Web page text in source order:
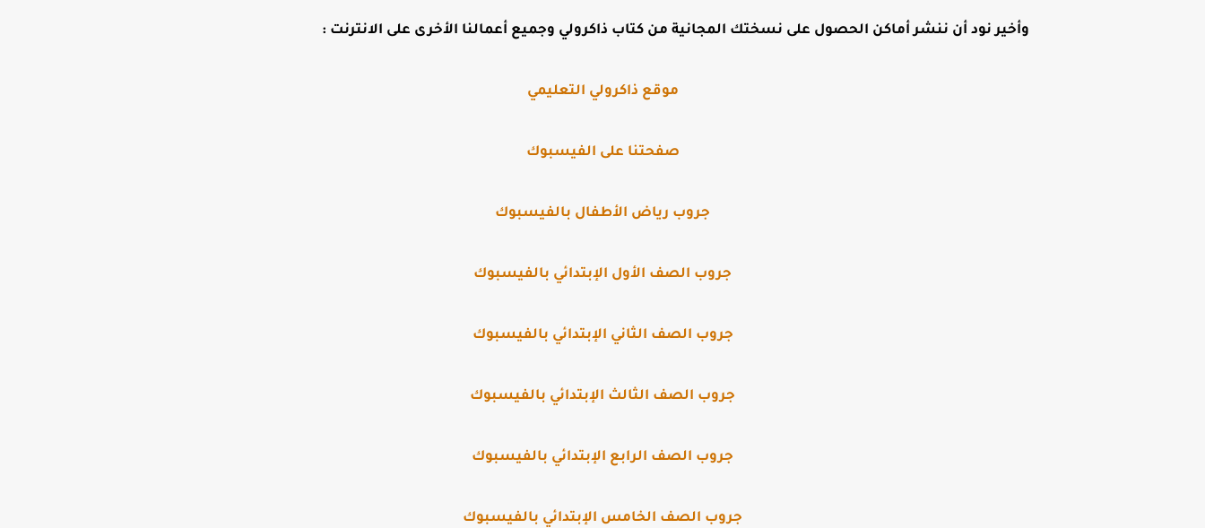
وأخير نود أن ننشر أماكن الحصول على نسختك المجانية من كتاب ذاكرولي وجميع أعمالنا الأخرى على الانترنت :
موقع ذاكرولي التعليمي
صفحتنا على الفيسبوك
جروب رياض الأطفال بالفيسبوك
جروب الصف الأول الإبتدائي بالفيسبوك
جروب الصف الثاني الإبتدائي بالفيسبوك
جروب الصف الثالث الإبتدائي بالفيسبوك
جروب الصف الرابع الإبتدائي بالفيسبوك
جروب الصف الخامس الإبتدائي بالفيسبوك